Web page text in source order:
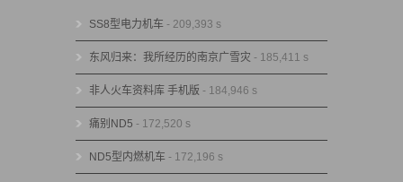
SS8型电力机车 - 209,393 s
东风归来：我所经历的南京广雪灾 - 185,411 s
非人火车资料库 手机版 - 184,946 s
痛别ND5 - 172,520 s
ND5型内燃机车 - 172,196 s